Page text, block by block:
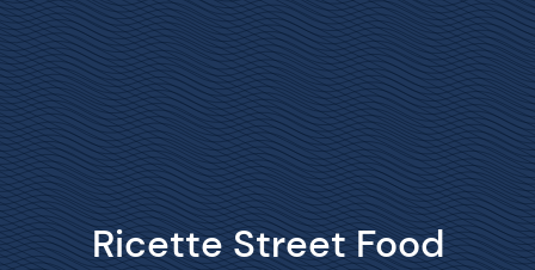
Ricette Street Food